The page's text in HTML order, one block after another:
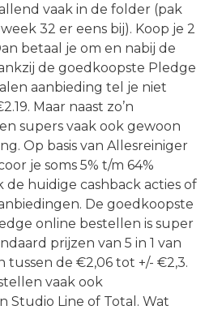
vaak in de folder (pak
32 er eens bij). Koop je 2
betaal je om en nabij de
de goedkoopste Pledge
aanbieding tel je niet
Maar naast zo’n
supers vaak ook gewoon
Op basis van Allesreiniger
je soms 5% t/m 64%
de huidige cashback acties of
De goedkoopste
online bestellen is super
prijzen van 5 in 1 van
de €2,06 tot +/- €2,3.
vaak ook
Studio Line of Total. Wat